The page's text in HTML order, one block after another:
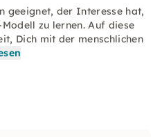
geeignet, der Interesse hat,
zu lernen. Auf diese
Dich mit der menschlichen